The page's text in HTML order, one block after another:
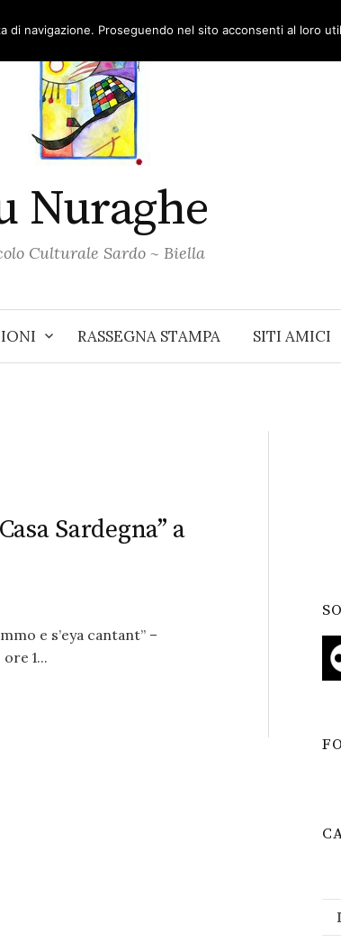
Nuraghe
Culturale Sardo ~ Biella
RASSEGNA STAMPA SITI AMICI
Sardegna” a
e s’eya cantant” –
1...
navigazione. Proseguendo nel sito acconsenti al loro